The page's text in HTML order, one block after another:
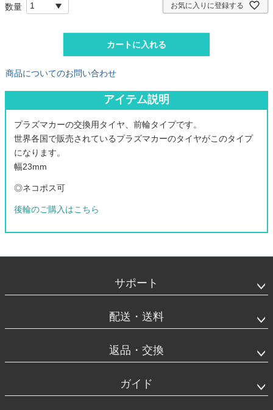
アイテム説明
プラズマカーの交換用タイヤ、前輪タイプです。
世界各国で販売されているプラズマカーのタイヤがこのタイプ
になります。
幅23mm
◎ネコポス可
後輪のご購入はこちら
お気に入りに登録する
カートに入れる
商品についてのお問い合わせ
サポート
配送・送料
返品・交換
ガイド